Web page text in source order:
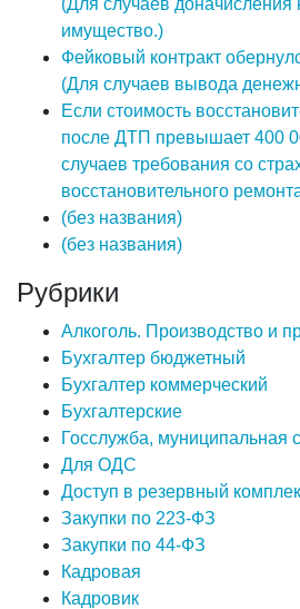
имущество.)
Фейковый контракт
(Для случаев вывода
Если стоимость
после ДТП превышает 400
случаев требования со
восстановительного
(без названия)
(без названия)
Рубрики
Алкоголь. Производство и
Бухгалтер бюджетный
Бухгалтер коммерческий
Бухгалтерские
Госслужба, муниципальная
Для ОДС
Доступ в резервный
Закупки по 223-ФЗ
Закупки по 44-ФЗ
Кадровая
Кадровик